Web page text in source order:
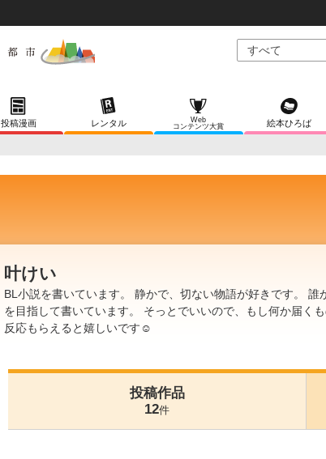
投稿漫画 レンタル
Web
コンテンツ大賞
絵本ひろば
叶けい
BL小説を書いています。 静かで、切ない物語が好きです。 誰
を目指して書いています。 そっとでいいので、もし何か届くも
反応もらえると嬉しいです☺️
投稿作品
12件